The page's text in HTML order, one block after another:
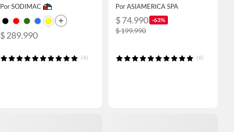
Por SODIMAC
$ 289.990
(4)
Por ASIAMERICA SPA
$ 74.990 -63%
$ 199.990
(6)